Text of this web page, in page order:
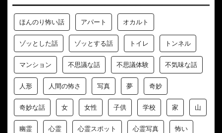
ほんのり怖い話 アパート オカルト
ゾッとした話 ゾッとする話 トイレ トンネル
マンション 不思議な話 不思議体験 不気味な話
人形 人間の怖さ 写真 夢 奇妙
奇妙な話 女 女性 子供 学校 家 山
幽霊 心霊 心霊スポット 心霊写真 怖い